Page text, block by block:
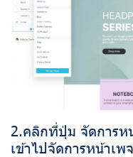
2.คลิกที่ปุ่ม จัดการห
เข้าไปจัดการหน้าเ